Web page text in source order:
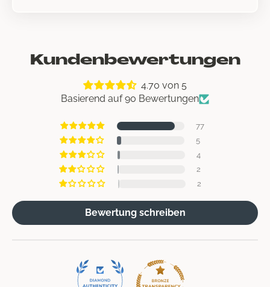
Kundenbewertungen
4.70 von 5
Basierend auf 90 Bewertungen
77
5
4
2
2
Bewertung schreiben